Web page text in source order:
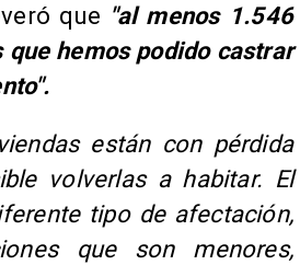
que "al menos 1.546
que hemos podido castrar
están con pérdida
volverlas a habitar. El
tipo de afectación,
que son menores,